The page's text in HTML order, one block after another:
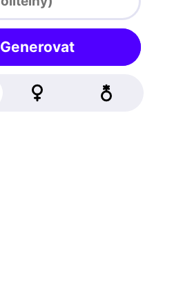
Generovat